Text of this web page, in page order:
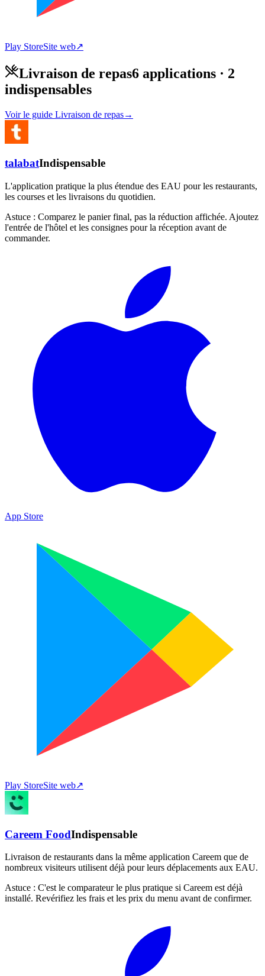
Play StoreSite web↗
Livraison de repas6 applications · 2
indispensables
Voir le guide Livraison de repas→
talabatIndispensable
L'application pratique la plus étendue des EAU pour les restaurants,
les courses et les livraisons du quotidien.
Astuce : Comparez le panier final, pas la réduction affichée. Ajoutez
l'entrée de l'hôtel et les consignes pour la réception avant de
commander.
App Store
Play StoreSite web↗
Careem FoodIndispensable
Livraison de restaurants dans la même application Careem que de
nombreux visiteurs utilisent déjà pour leurs déplacements aux EAU.
Astuce : C'est le comparateur le plus pratique si Careem est déjà
installé. Revérifiez les frais et les prix du menu avant de confirmer.